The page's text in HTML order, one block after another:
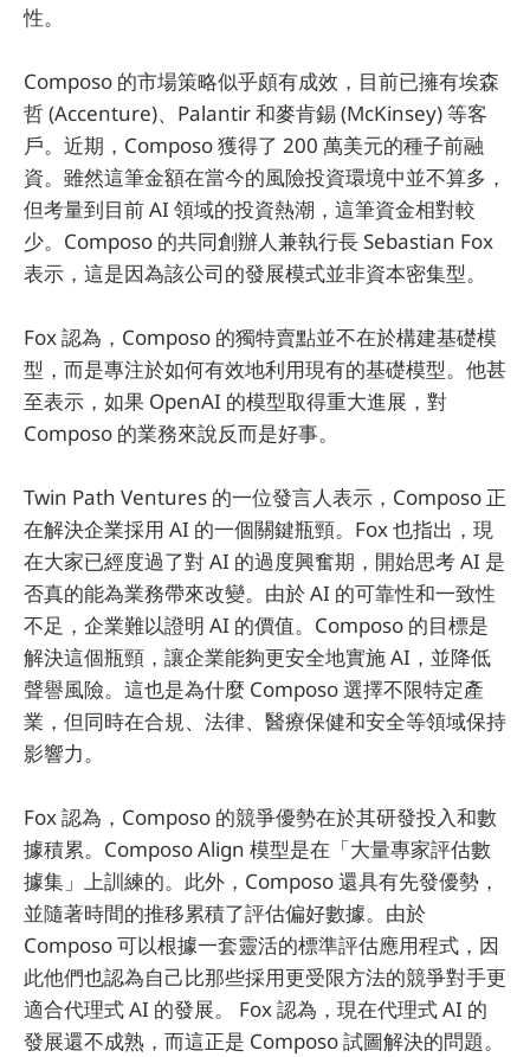
性。
Composo 的市場策略似乎頗有成效，目前已擁有埃森
哲 (Accenture)、Palantir 和麥肯錫 (McKinsey) 等客
戶。近期，Composo 獲得了 200 萬美元的種子前融
資。雖然這筆金額在當今的風險投資環境中並不算多，
但考量到目前 AI 領域的投資熱潮，這筆資金相對較
少。Composo 的共同創辦人兼執行長 Sebastian Fox
表示，這是因為該公司的發展模式並非資本密集型。
Fox 認為，Composo 的獨特賣點並不在於構建基礎模
型，而是專注於如何有效地利用現有的基礎模型。他甚
至表示，如果 OpenAI 的模型取得重大進展，對
Composo 的業務來說反而是好事。
Twin Path Ventures 的一位發言人表示，Composo 正
在解決企業採用 AI 的一個關鍵瓶頸。Fox 也指出，現
在大家已經度過了對 AI 的過度興奮期，開始思考 AI 是
否真的能為業務帶來改變。由於 AI 的可靠性和一致性
不足，企業難以證明 AI 的價值。Composo 的目標是
解決這個瓶頸，讓企業能夠更安全地實施 AI，並降低
聲譽風險。這也是為什麼 Composo 選擇不限特定產
業，但同時在合規、法律、醫療保健和安全等領域保持
影響力。
Fox 認為，Composo 的競爭優勢在於其研發投入和數
據積累。Composo Align 模型是在「大量專家評估數
據集」上訓練的。此外，Composo 還具有先發優勢，
並隨著時間的推移累積了評估偏好數據。由於
Composo 可以根據一套靈活的標準評估應用程式，因
此他們也認為自己比那些採用更受限方法的競爭對手更
適合代理式 AI 的發展。 Fox 認為，現在代理式 AI 的
發展還不成熟，而這正是 Composo 試圖解決的問題。